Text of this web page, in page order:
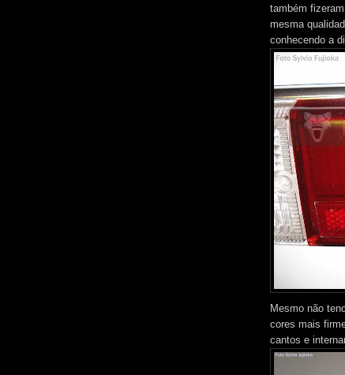
também
mesma
conhecendo a
Mesmo não
cores mais
cantos e